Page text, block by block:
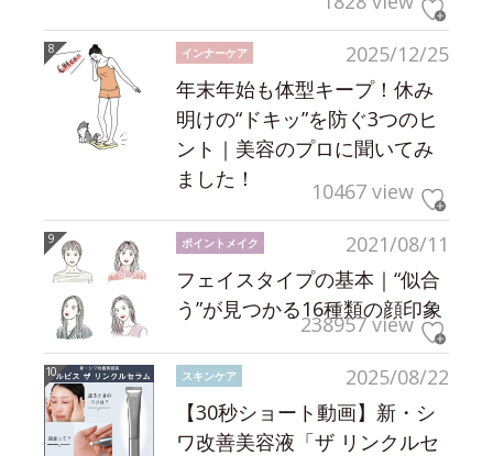
2025/12/25
インナーケア
年末年始も体型キープ！休み
明けの“ドキッ”を防ぐ3つのヒ
ント｜美容のプロに聞いてみ
ました！
10467 view
2021/08/11
ポイントメイク
フェイスタイプの基本｜“似合
う”が見つかる16種類の顔印象
238957 view
2025/08/22
スキンケア
【30秒ショート動画】新・シ
ワ改善美容液「ザ リンクルセ